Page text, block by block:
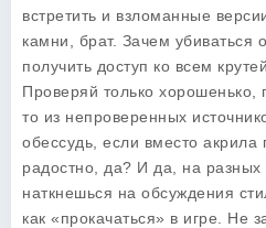
встретить и взломанные
камни, брат. Зачем убиваться
получить доступ ко всем
Проверяй только хорошенько,
то из непроверенных
обессудь, если вместо акрила
радостно, да? И да, на
наткнешься на обсуждения
как «прокачаться» в игре. Не